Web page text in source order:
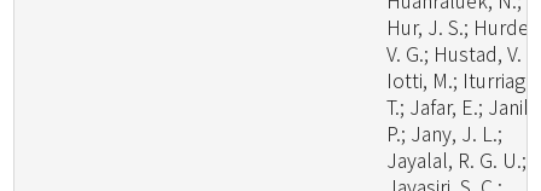
Hur, J. S.;
V. G.; Hustad, V.
Iotti, M.; Iturriaga,
T.; Jafar, E.; Janik,
P.; Jany, J. L.;
Jayalal, R. G. U.;